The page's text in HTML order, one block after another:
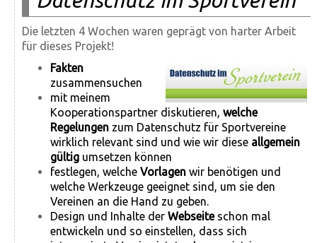
Die letzten 4 Wochen waren geprägt von harter Arbeit
für dieses Projekt!
Fakten
zusammensuchen
mit meinem
Kooperationspartner diskutieren, welche
Regelungen zum Datenschutz für Sportvereine
wirklich relevant sind und wie wir diese allgemein
gültig umsetzen können
festlegen, welche Vorlagen wir benötigen und
welche Werkzeuge geeignet sind, um sie den
Vereinen an die Hand zu geben.
Design und Inhalte der Webseite schon mal
entwickeln und so einstellen, dass sich